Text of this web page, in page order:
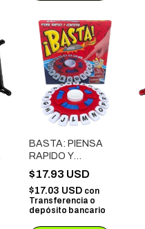
BASTA: PIENSA
RAPIDO Y
CONTESTA
$17.93 USD
$17.03 USD con
Transferencia o
depósito bancario